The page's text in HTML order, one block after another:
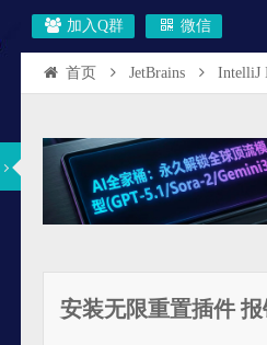
加入Q群 微信
首页 JetBrains IntelliJ
安装无限重置插件 报